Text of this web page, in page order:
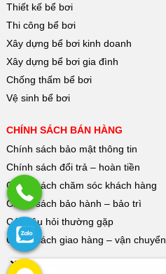
Thiết kế bể bơi
Thi công bể bơi
Xây dựng bể bơi kinh doanh
Xây dựng bể bơi gia đình
Chống thấm bể bơi
Vệ sinh bể bơi
CHÍNH SÁCH BÁN HÀNG
Chính sách bảo mật thông tin
Chính sách đổi trả – hoàn tiền
Chính sách chăm sóc khách hàng
Chính sách bảo hành – bảo trì
Các câu hỏi thường gặp
Chính sách giao hàng – vận chuyển